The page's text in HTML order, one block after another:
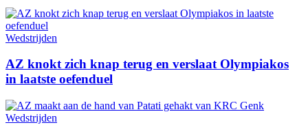
Wedstrijden
AZ knokt zich knap terug en verslaat Olympiakos
in laatste oefenduel
Wedstrijden